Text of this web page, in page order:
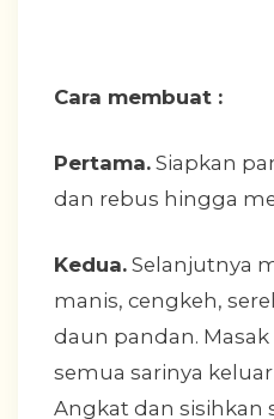
Cara membuat :
Pertama. Siapkan
dan rebus hingga
Kedua. Selanjutnya
manis, cengkeh,
daun pandan.
semua sarinya
Angkat dan sisihkan